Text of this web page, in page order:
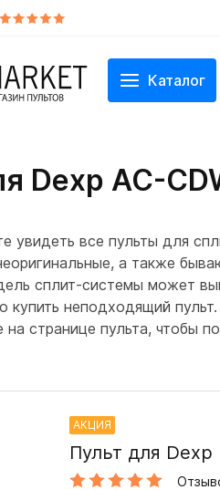
Каталог
Dexp AC-
увидеть все пульты для
а также
сплит-системы может
купить неподходящий
на странице пульта, чтобы
АКЦИЯ
Пульт для Dexp